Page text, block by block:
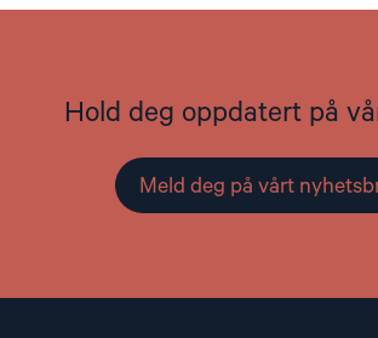
Hold deg oppdatert på
Meld deg på vårt